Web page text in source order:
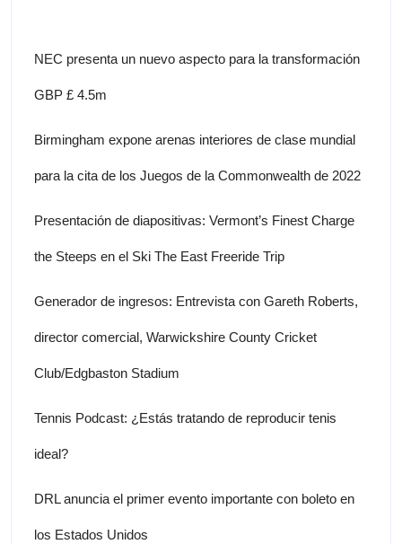
NEC presenta un nuevo aspecto para la transformación
GBP £ 4.5m
Birmingham expone arenas interiores de clase mundial
para la cita de los Juegos de la Commonwealth de 2022
Presentación de diapositivas: Vermont’s Finest Charge
the Steeps en el Ski The East Freeride Trip
Generador de ingresos: Entrevista con Gareth Roberts,
director comercial, Warwickshire County Cricket
Club/Edgbaston Stadium
Tennis Podcast: ¿Estás tratando de reproducir tenis
ideal?
DRL anuncia el primer evento importante con boleto en
los Estados Unidos